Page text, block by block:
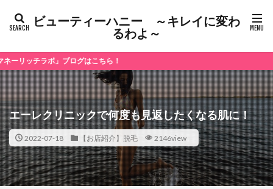
ビューティーハニー ～キレイに変わ
るわよ～
ブログはこちら！
エーレクリニックで何度も見返したくなる肌に！
2022-07-18 【お店紹介】脱毛 2146view